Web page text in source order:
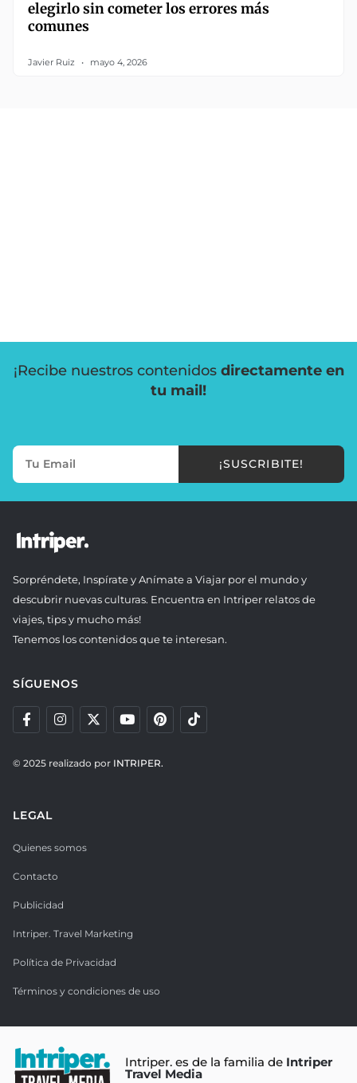
elegirlo sin cometer los errores más
comunes
Javier Ruiz mayo 4, 2026
¡Recibe nuestros contenidos directamente en
tu mail!
¡SUSCRIBITE!
Sorpréndete, Inspírate y Anímate a Viajar por el mundo y
descubrir nuevas culturas. Encuentra en Intriper relatos de
viajes, tips y mucho más!
Tenemos los contenidos que te interesan.
SÍGUENOS
© 2025 realizado por INTRIPER.
LEGAL
Quienes somos
Contacto
Publicidad
Intriper. Travel Marketing
Política de Privacidad
Términos y condiciones de uso
Intriper. es de la familia de Intriper
Travel Media